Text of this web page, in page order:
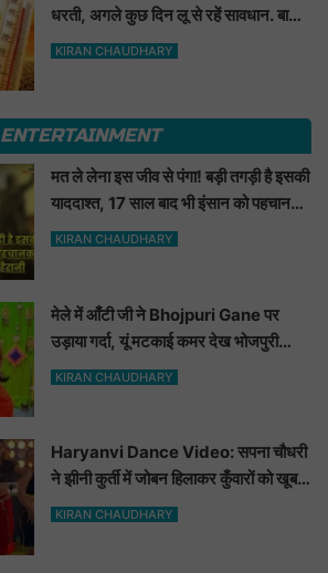
धरती, अगले कुछ दिन लू से रहें सावधान. बारिश
के बाद फिर बदलेगा मौसम
KIRAN CHAUDHARY
ENTERTAINMENT
मत ले लेना इस जीव से पंगा! बड़ी तगड़ी है इसकी
याददाश्त, 17 साल बाद भी इंसान को पहचानकर
ले लेगा बदला, नाम सुनकर होगी हैरानी...
KIRAN CHAUDHARY
मेले में आँटी जी ने Bhojpuri Gane पर
उड़ाया गर्दा, यूं मटकाई कमर देख भोजपुरी
हसीनाएं भी शरमाई a
KIRAN CHAUDHARY
Haryanvi Dance Video: सपना चौधरी
ने झीनी कुर्ती में जोबन हिलाकर कुँवारों को खूब
ललचाया, यूट्यूब पर छाया Hot Dance
KIRAN CHAUDHARY